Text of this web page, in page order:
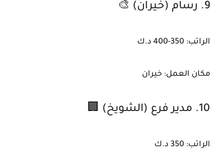
9. رسام (خيران) 🎨
الراتب: 350-400 د.ك
مكان العمل: خيران
10. مدير فرع (الشويخ) 🏢
الراتب: 350 د.ك